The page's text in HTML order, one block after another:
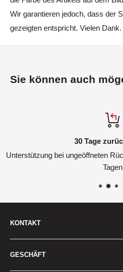
Wir garantieren jedoch, dass der
gezeigten entspricht. Vielen Dank.
Sie können auch
30 Tage
Unterstützung bei ungeöffneten
Tagen
KONTAKT
Wir sind hier, um zu helfen
GESCHÄFT